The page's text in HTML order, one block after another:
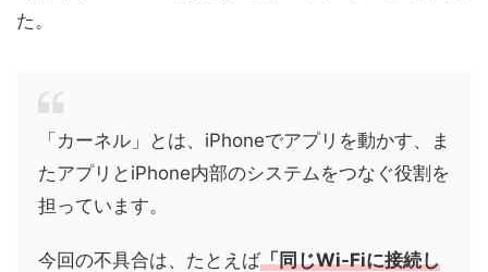
た。
「カーネル」とは、iPhoneでアプリを動かす、ま
たアプリとiPhone内部のシステムをつなぐ役割を
担っています。
今回の不具合は、たとえば「同じWi-Fiに接続し